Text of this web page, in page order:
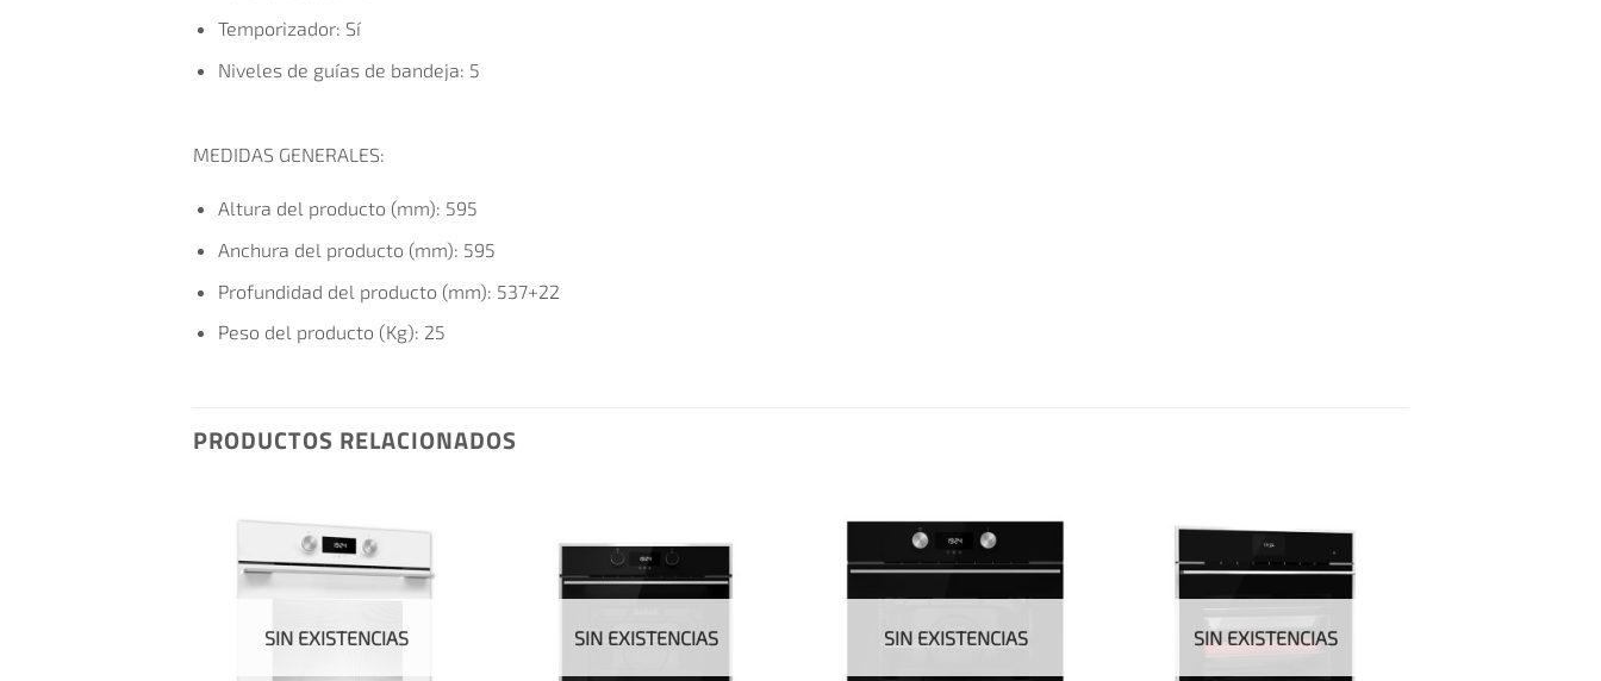
Temporizador: Sí
Niveles de guías de bandeja: 5
MEDIDAS GENERALES:
Altura del producto (mm): 595
Anchura del producto (mm): 595
Profundidad del producto (mm): 537+22
Peso del producto (Kg): 25
PRODUCTOS RELACIONADOS
SIN EXISTENCIAS SIN EXISTENCIAS SIN EXISTENCIAS SIN EXISTENCIAS